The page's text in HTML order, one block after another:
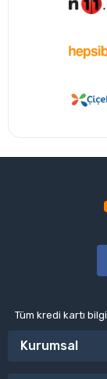
Tüm kredi kartı
Kurumsal